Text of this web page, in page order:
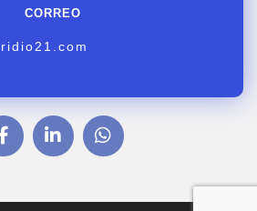
CORREO